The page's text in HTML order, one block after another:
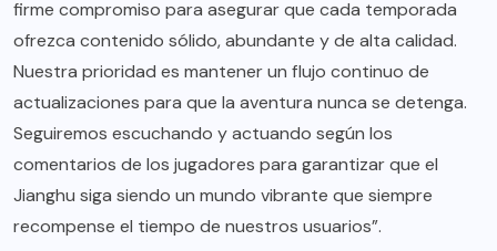
firme compromiso para asegurar que cada temporada
ofrezca contenido sólido, abundante y de alta calidad.
Nuestra prioridad es mantener un flujo continuo de
actualizaciones para que la aventura nunca se detenga.
Seguiremos escuchando y actuando según los
comentarios de los jugadores para garantizar que el
Jianghu siga siendo un mundo vibrante que siempre
recompense el tiempo de nuestros usuarios”.